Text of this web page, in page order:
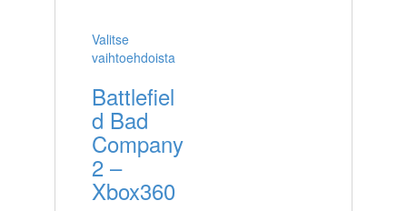
Valitse
vaihtoehdoista
Battlefiel
d Bad
Company
2 –
Xbox360